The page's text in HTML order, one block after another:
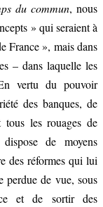
du commun, nous
» qui seraient à
France », mais dans
– dans laquelle les
vertu du pouvoir
des banques, de
tous les rouages de
de moyens
des réformes qui lui
perdue de vue, sous
et de sortir des